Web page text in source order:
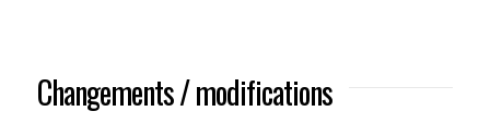
Changements / modifications